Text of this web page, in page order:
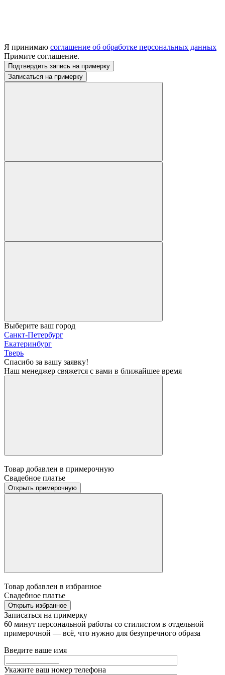
Я принимаю соглашение об обработке персональных данных
Примите соглашение.
Подтвердить запись на примерку
Записаться на примерку
Выберите ваш город
Санкт-Петербург
Екатеринбург
Тверь
Спасибо за вашу заявку!
Наш менеджер свяжется с вами в ближайшее время
Товар добавлен в примерочную
Свадебное платье
Открыть примерочную
Товар добавлен в избранное
Свадебное платье
Открыть избранное
Записаться на примерку
60 минут персональной работы со стилистом в отдельной
примерочной — всё, что нужно для безупречного образа
Введите ваше имя
Укажите ваш номер телефона